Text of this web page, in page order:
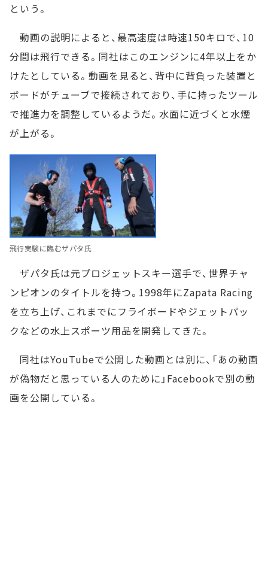
という。
動画の説明によると、最高速度は時速150キロで、10
分間は飛行できる。同社はこのエンジンに4年以上をか
けたとしている。動画を見ると、背中に背負った装置と
ボードがチューブで接続されており、手に持ったツール
で推進力を調整しているようだ。水面に近づくと水煙
が上がる。
飛行実験に臨むザパタ氏
ザパタ氏は元プロジェットスキー選手で、世界チャ
ンピオンのタイトルを持つ。1998年にZapata Racing
を立ち上げ、これまでにフライボードやジェットパッ
クなどの水上スポーツ用品を開発してきた。
同社はYouTubeで公開した動画とは別に、「あの動画
が偽物だと思っている人のために」Facebookで別の動
画を公開している。